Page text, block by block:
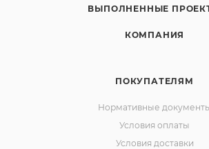
ВЫПОЛНЕННЫЕ
КОМПАНИЯ
ПОКУПАТЕЛЯМ
Нормативные
Условия оплаты
Условия доставки